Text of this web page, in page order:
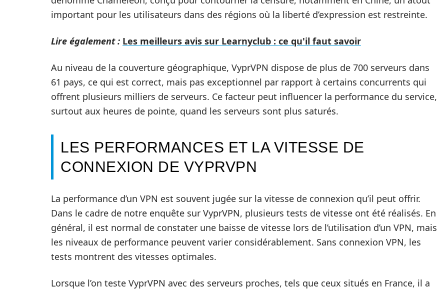
important pour les utilisateurs dans des régions où la liberté d’expression est restreinte.
Lire également : Les meilleurs avis sur Learnyclub : ce qu'il faut savoir
Au niveau de la couverture géographique, VyprVPN dispose de plus de 700 serveurs dans
61 pays, ce qui est correct, mais pas exceptionnel par rapport à certains concurrents qui
offrent plusieurs milliers de serveurs. Ce facteur peut influencer la performance du service,
surtout aux heures de pointe, quand les serveurs sont plus saturés.
LES PERFORMANCES ET LA VITESSE DE
CONNEXION DE VYPRVPN
La performance d’un VPN est souvent jugée sur la vitesse de connexion qu’il peut offrir.
Dans le cadre de notre enquête sur VyprVPN, plusieurs tests de vitesse ont été réalisés. En
général, il est normal de constater une baisse de vitesse lors de l’utilisation d’un VPN, mais
les niveaux de performance peuvent varier considérablement. Sans connexion VPN, les
tests montrent des vitesses optimales.
Lorsque l’on teste VyprVPN avec des serveurs proches, tels que ceux situés en France, il a